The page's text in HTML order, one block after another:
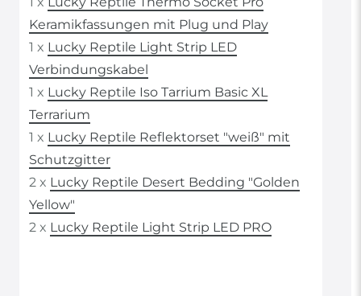
Keramikfassungen mit Plug und Play
1 x Lucky Reptile Light Strip LED
Verbindungskabel
1 x Lucky Reptile Iso Tarrium Basic XL
Terrarium
1 x Lucky Reptile Reflektorset "weiß" mit
Schutzgitter
2 x Lucky Reptile Desert Bedding "Golden
Yellow"
2 x Lucky Reptile Light Strip LED PRO